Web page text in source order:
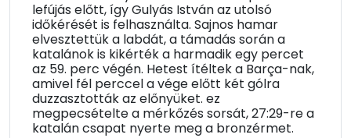
lefújás előtt, így Gulyás István az utolsó
időkérését is felhasználta. Sajnos hamar
elvesztettük a labdát, a támadás során a
katalánok is kikérték a harmadik egy percet
az 59. perc végén. Hetest ítéltek a Barça-nak,
amivel fél perccel a vége előtt két gólra
duzzasztották az előnyüket. ez
megpecsételte a mérkőzés sorsát, 27:29-re a
katalán csapat nyerte meg a bronzérmet.